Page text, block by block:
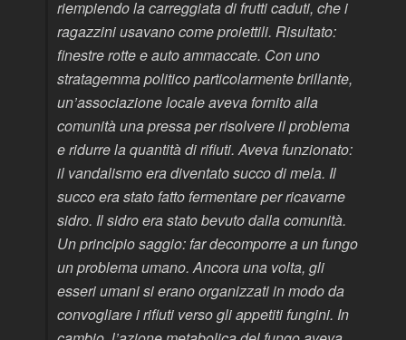
riempiendo la carreggiata di frutti caduti, che i
ragazzini usavano come proiettili. Risultato:
finestre rotte e auto ammaccate. Con uno
stratagemma politico particolarmente brillante,
un’associazione locale aveva fornito alla
comunità una pressa per risolvere il problema
e ridurre la quantità di rifiuti. Aveva funzionato:
il vandalismo era diventato succo di mela. Il
succo era stato fatto fermentare per ricavarne
sidro. Il sidro era stato bevuto dalla comunità.
Un principio saggio: far decomporre a un fungo
un problema umano. Ancora una volta, gli
esseri umani si erano organizzati in modo da
convogliare i rifiuti verso gli appetiti fungini. In